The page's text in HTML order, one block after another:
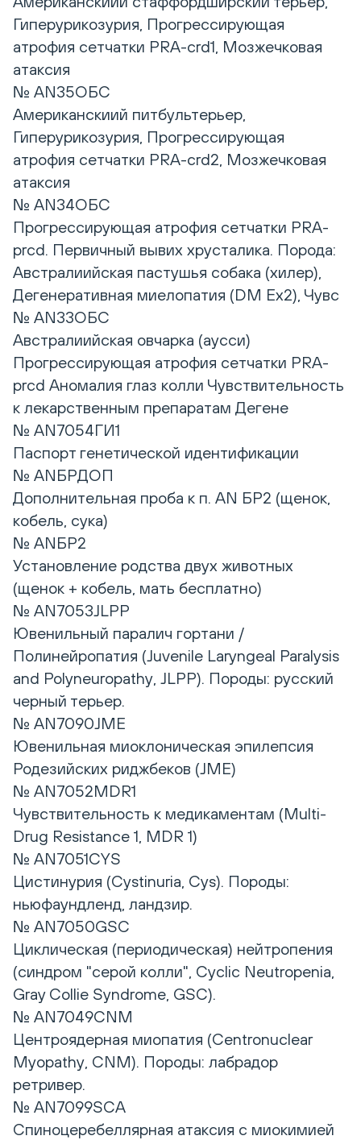
Гиперурикозурия, Прогрессирующая
атрофия сетчатки PRA-crd1, Мозжечковая
атаксия
№ AN35ОБС
Американскиий питбультерьер,
Гиперурикозурия, Прогрессирующая
атрофия сетчатки PRA-crd2, Мозжечковая
атаксия
№ AN34ОБС
Прогрессирующая атрофия сетчатки PRA-
prcd. Первичный вывих хрусталика. Порода:
Австралиийская пастушья собака (хилер),
Дегенеративная миелопатия (DM Eх2), Чувс
№ AN33ОБС
Австралиийская овчарка (аусси)
Прогрессирующая атрофия сетчатки PRA-
prcd Аномалия глаз колли Чувствительность
к лекарственным препаратам Дегене
№ AN7054ГИ1
Паспорт генетической идентификации
№ ANБРДОП
Дополнительная проба к п. AN БР2 (щенок,
кобель, сука)
№ ANБР2
Установление родства двух животных
(щенок + кобель, мать бесплатно)
№ AN7053JLPP
Ювенильный паралич гортани /
Полинейропатия (Juvenile Laryngeal Paralysis
and Polyneuropathy, JLPP). Породы: русский
черный терьер.
№ AN7090JME
Ювенильная миоклоническая эпилепсия
Родезийских риджбеков (JME)
№ AN7052MDR1
Чувствительность к медикаментам (Multi-
Drug Resistance 1, MDR 1)
№ AN7051CYS
Цистинурия (Cystinuria, Cys). Породы:
ньюфаундленд, ландзир.
№ AN7050GSC
Циклическая (периодическая) нейтропения
(синдром "серой колли", Cyclic Neutropenia,
Gray Collie Syndrome, GSC).
№ AN7049CNM
Центроядерная миопатия (Centronuclear
Myopathy, CNM). Породы: лабрадор
ретривер.
№ AN7099SCA
Спиноцеребеллярная атаксия с миокимией